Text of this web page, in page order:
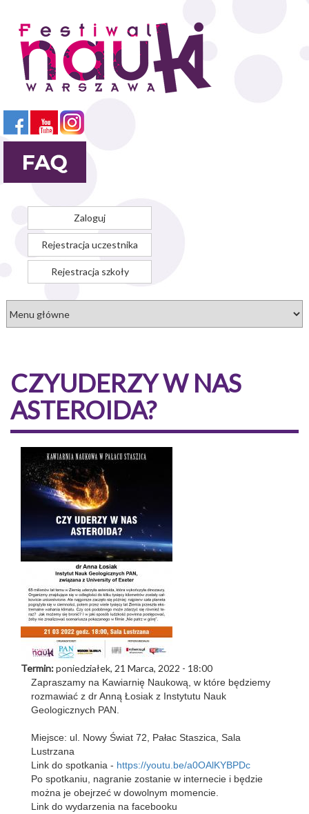
treści
Zaloguj
Rejestracja uczestnika
Rejestracja szkoły
CZYUDERZY W NAS
ASTEROIDA?
Termin:poniedziałek, 21 Marca, 2022 - 18:00
Zapraszamy na Kawiarnię Naukową, w które będziemy
rozmawiać z dr Anną Łosiak z Instytutu Nauk
Geologicznych PAN.
Miejsce: ul. Nowy Świat 72, Pałac Staszica, Sala
Lustrzana
Link do spotkania - https://youtu.be/a0OAlKYBPDc
Po spotkaniu, nagranie zostanie w internecie i będzie
można je obejrzeć w dowolnym momencie.
Link do wydarzenia na facebooku